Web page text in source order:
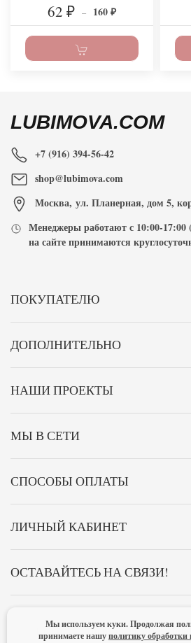
62 ₽ – 160 ₽
LUBIMOVA.COM
+7 (916) 394-56-42
shop@lubimova.com
Москва, ул. Планерная, дом 5,
Менеджеры работают с 10:00-17:00
на сайте принимаются
ПОКУПАТЕЛЮ
ДОПОЛНИТЕЛЬНО
НАШИ ПРОЕКТЫ
МЫ В СЕТИ
СПОСОБЫ ОПЛАТЫ
ЛИЧНЫЙ КАБИНЕТ
ОСТАВАЙТЕСЬ НА СВЯЗИ!
Главная Политика
Мы используем куки. Продолжая
принимаете нашуполитику